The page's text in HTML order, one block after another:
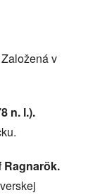
Založená v
n. l.).
Ragnarök.